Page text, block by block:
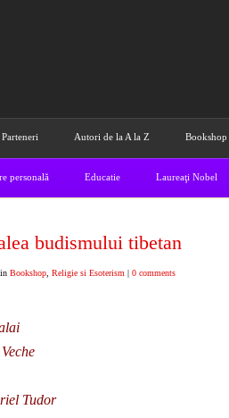
Parteneri Autori de la A la Z Bookshop
personală Educatie Laureaţi Nobel
budismului tibetan
Bookshop Religie si Esoterism | 0 comments
Tudor